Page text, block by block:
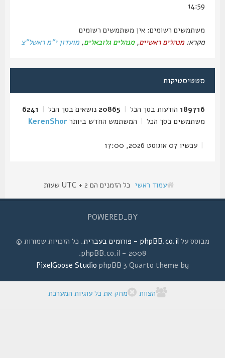
14:59
משתמשים רשומים: אין משתמשים רשומים
מקרא:מנהלים ראשיים,מנהלים גלובאלים,מועדון י"מ ראשל"צ
סטטיסטיקות
189716הודעות בסך הכל |
20865נושאים בסך הכל |
6241
משתמשים בסך הכל |המשתמש החדש ביותרKerenShor
עכשיו 07 אוגוסט 2026, 17:00
עמוד ראשי כל הזמנים הם UTC + 2 שעות
POWERED_BY
מבוסס עלphpBB.co.il - פורומים בעברית
. כל הזכויות שמורות ©
2008 - phpBB.co.il.
phpBB 3 Quarto theme by
PixelGoose Studio
הצוות מחק את כל עוגיות המערכת